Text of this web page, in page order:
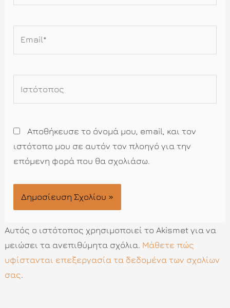
Αποθήκευσε το όνομά μου, email, και τον
ιστότοπο μου σε αυτόν τον πλοηγό για την
επόμενη φορά που θα σχολιάσω.
Αυτός ο ιστότοπος χρησιμοποιεί το Akismet για να
μειώσει τα ανεπιθύμητα σχόλια. Μάθετε πώς
υφίστανται επεξεργασία τα δεδομένα των σχολίων
σας.